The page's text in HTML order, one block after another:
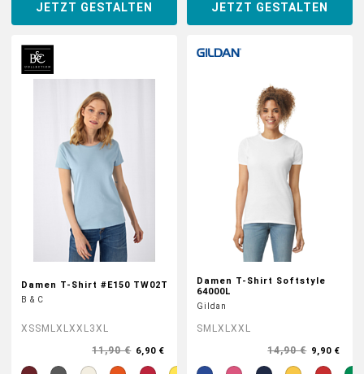
JETZT GESTALTEN JETZT GESTALTEN
Damen T-Shirt #E150 TW02T
B & C
XSS M LXLXXL3XL
11,90 € 6,90 €
Damen T-Shirt Softstyle
64000L
Gildan
S M LXLXXL
14,90 € 9,90 €